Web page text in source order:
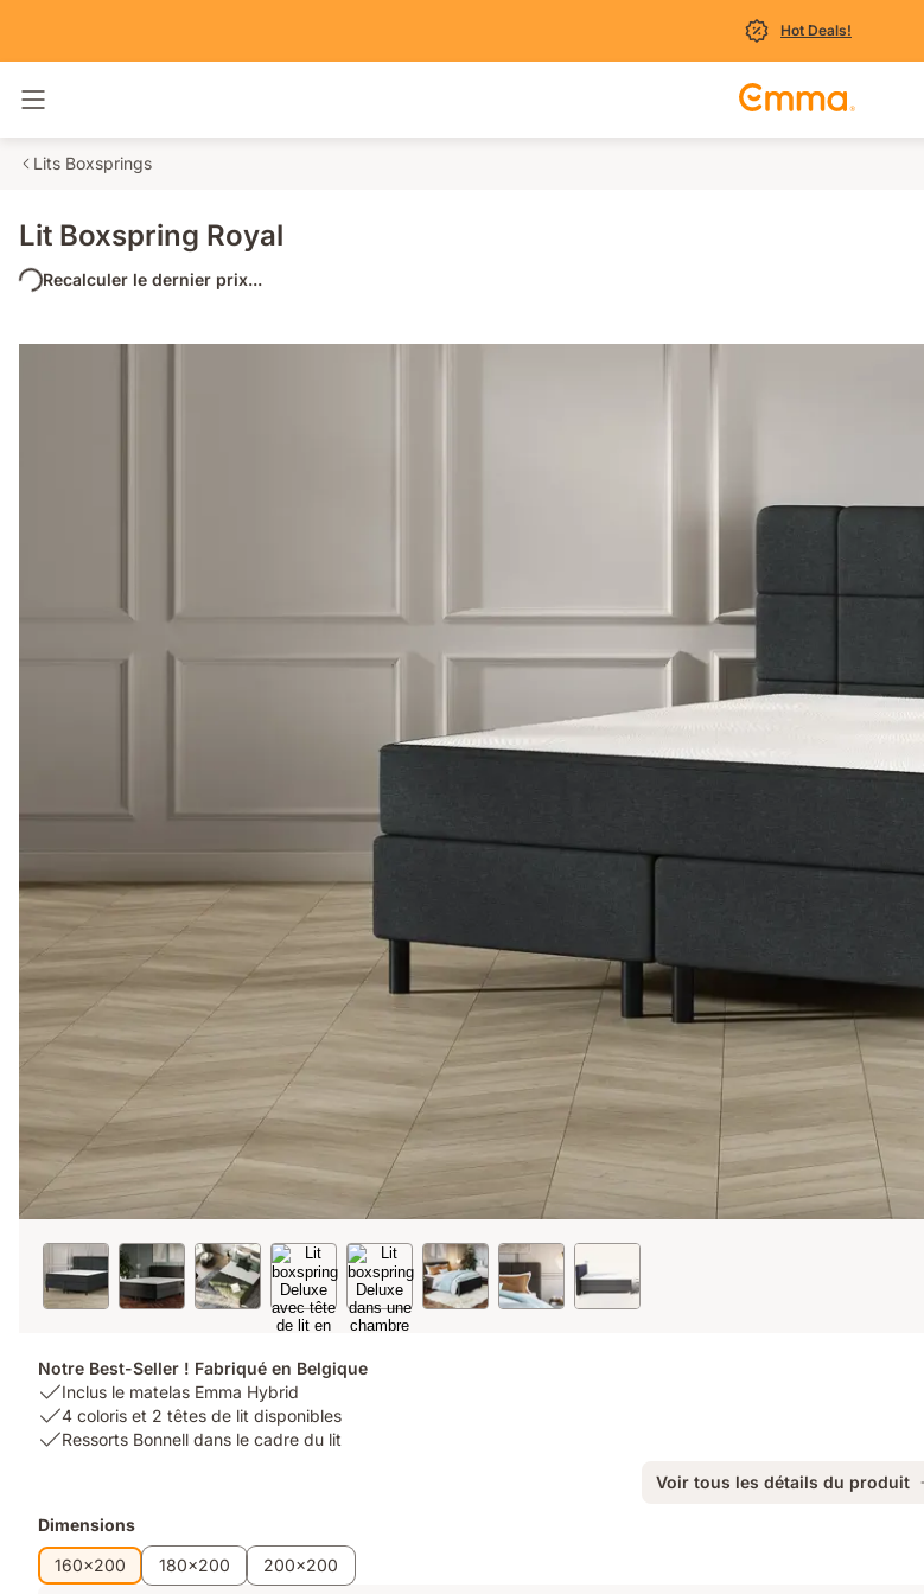
Hot Deals!
Lits Boxsprings
Lit Boxspring Royal
Recalculer le dernier prix...
Notre Best-Seller ! Fabriqué en Belgique
USP
1:
Inclus
Hybrid
Inclus le matelas Emma Hybrid
USP
2:
2
têtes
de
4 coloris et 2 têtes de lit disponibles
USP
dans
le
cadre
Ressorts Bonnell dans le cadre du lit
Voir tous les détails du produit
Produits
supplémentaires
Dimensions
160x200
180x200 200x200